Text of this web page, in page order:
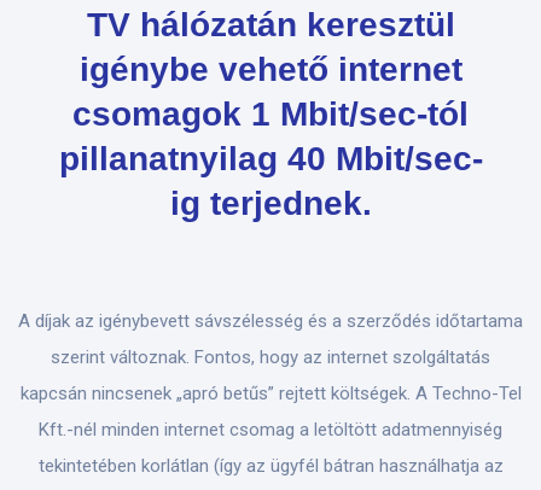
TV hálózatán keresztül
igénybe vehető internet
csomagok 1 Mbit/sec-tól
pillanatnyilag 40 Mbit/sec-
ig terjednek.
A díjak az igénybevett sávszélesség és a szerződés időtartama
szerint változnak. Fontos, hogy az internet szolgáltatás
kapcsán nincsenek „apró betűs” rejtett költségek. A Techno-Tel
Kft.-nél minden internet csomag a letöltött adatmennyiség
tekintetében korlátlan (így az ügyfél bátran használhatja az